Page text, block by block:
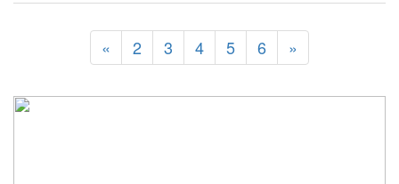
« 2 3 4 5 6 »